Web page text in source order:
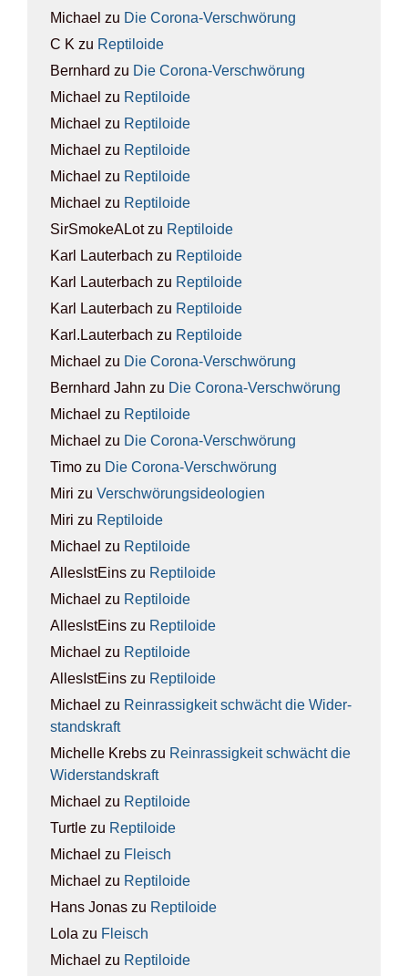
Michael zu Die Coro­na-Ver­schwö­rung
C K zu Rep­ti­lo­ide
Bernhard zu Die Coro­na-Ver­schwö­rung
Michael zu Rep­ti­lo­ide
Michael zu Rep­ti­lo­ide
Michael zu Rep­ti­lo­ide
Michael zu Rep­ti­lo­ide
Michael zu Rep­ti­lo­ide
SirSmokeALotzu Rep­ti­lo­ide
Karl Lauterbach zu Rep­ti­lo­ide
Karl Lauterbach zu Rep­ti­lo­ide
Karl Lauterbach zu Rep­ti­lo­ide
Karl.Lauterbach zu Rep­ti­lo­ide
Michael zu Die Coro­na-Ver­schwö­rung
Bernhard Jahn zu Die Coro­na-Ver­schwö­rung
Michael zu Rep­ti­lo­ide
Michael zu Die Coro­na-Ver­schwö­rung
Timo zu Die Coro­na-Ver­schwö­rung
Miri zu Ver­schwö­rungs­ideo­lo­gien
Miri zu Rep­ti­lo­ide
Michael zu Rep­ti­lo­ide
AllesIstEins zu Rep­ti­lo­ide
Michael zu Rep­ti­lo­ide
AllesIstEins zu Rep­ti­lo­ide
Michael zu Rep­ti­lo­ide
AllesIstEins zu Rep­ti­lo­ide
Michael zu Rein­ras­sig­keit schwächt die Wider­
stands­kraft
Michelle Krebs zu Rein­ras­sig­keit schwächt die
Wider­stands­kraft
Michael zu Rep­ti­lo­ide
Turtle zu Rep­ti­lo­ide
Michael zu Fleisch
Michael zu Rep­ti­lo­ide
Hans Jonas zu Rep­ti­lo­ide
Lola zu Fleisch
Michael zu Rep­ti­lo­ide